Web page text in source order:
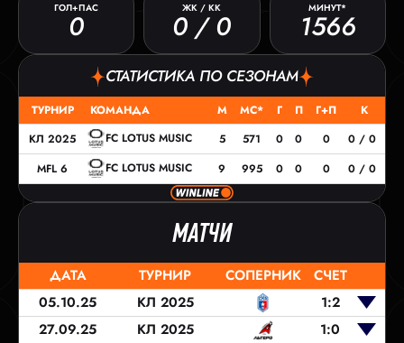
ГОЛ+ПАС
0
ЖК / КК
0 / 0
МИНУТ*
1566
СТАТИСТИКА ПО СЕЗОНАМ
ТУРНИР КОМАНДА М МС* Г П Г+П
К
КЛ 2025
FC LOTUS MUSIC 5 571 0 0 0
0 / 0
MFL 6
FC LOTUS MUSIC 9 995 0 0 0 0 / 0
МАТЧИ
ДАТА ТУРНИР СОПЕРНИК
СЧЕТ
05.10.25
КЛ 2025
1:2
27.09.25
КЛ 2025
1:0